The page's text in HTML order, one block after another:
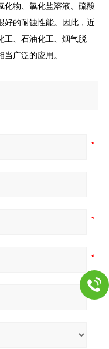
化物、氯化盐溶液、硫酸
好的耐蚀性能。因此，近
工、石油化工、烟气脱
广泛的应用。